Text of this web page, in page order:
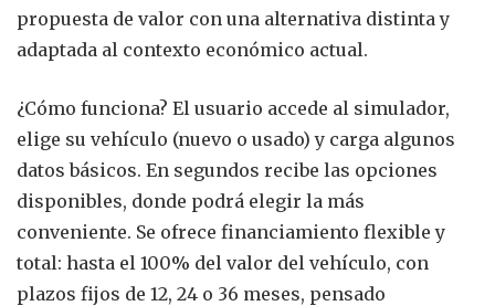
propuesta de valor con una alternativa distinta y
adaptada al contexto económico actual.
¿Cómo funciona? El usuario accede al simulador,
elige su vehículo (nuevo o usado) y carga algunos
datos básicos. En segundos recibe las opciones
disponibles, donde podrá elegir la más
conveniente. Se ofrece financiamiento flexible y
total: hasta el 100% del valor del vehículo, con
plazos fijos de 12, 24 o 36 meses, pensado